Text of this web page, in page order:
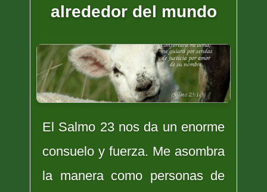
alrededor del mundo
El Salmo 23 nos da un enorme
consuelo y fuerza. Me asombra
la manera como personas de